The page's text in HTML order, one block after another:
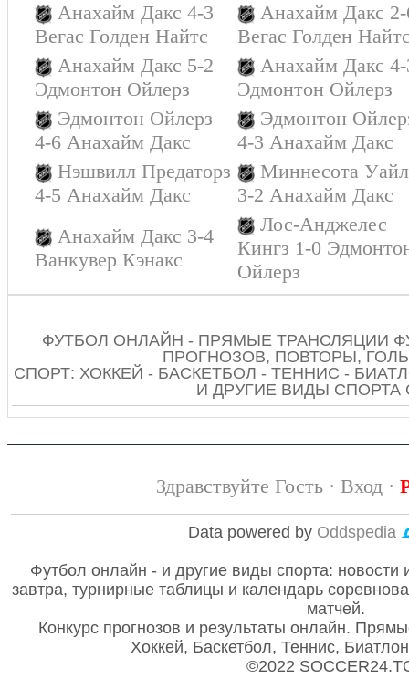
Анахайм Дакс 4-3
Вегас Голден Найтс
Анахайм Дакс
Вегас Голден
Анахайм Дакс 5-2
Эдмонтон Ойлерз
Анахайм Дакс
Эдмонтон Ойлерз
Эдмонтон Ойлерз
4-6 Анахайм Дакс
Эдмонтон
4-3 Анахайм Дакс
Нэшвилл Предаторз
4-5 Анахайм Дакс
Миннесота
3-2 Анахайм Дакс
Анахайм Дакс 3-4
Ванкувер Кэнакс
Лос-Анджелес
Кингз 1-0
Ойлерз
ФУТБОЛ ОНЛАЙН - ПРЯМЫЕ ТРАНСЛЯЦИИ
ПРОГНОЗОВ, ПОВТОРЫ,
СПОРТ: ХОККЕЙ - БАСКЕТБОЛ - ТЕННИС -
И ДРУГИЕ ВИДЫ СПОРТА
Здравствуйте Гость · Вход·
Data powered by Oddspedia
Футбол онлайн - и другие виды спорта: новости
завтра, турнирные таблицы и календарь
матчей.
Конкурс прогнозов и результаты онлайн.
Хоккей, Баскетбол, Теннис,
©2022